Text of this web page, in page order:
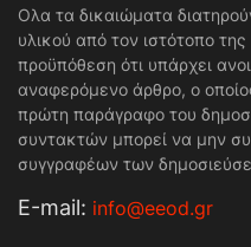
Ολα τα δικαιώματα
υλικού από τον ιστότοπο
προϋπόθεση ότι υπάρχει
αναφερόμενο άρθρο, ο
πρώτη παράγραφο του
συντακτών μπορεί να μην
συγγραφέων των
Е-mail: info@eeod.gr